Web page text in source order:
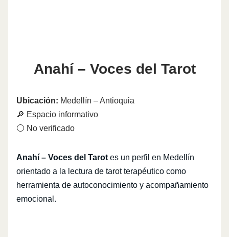
Anahí – Voces del Tarot
Ubicación: Medellín – Antioquia
🔎 Espacio informativo
⚪ No verificado
Anahí – Voces del Tarot es un perfil en Medellín
orientado a la lectura de tarot terapéutico como
herramienta de autoconocimiento y acompañamiento
emocional.